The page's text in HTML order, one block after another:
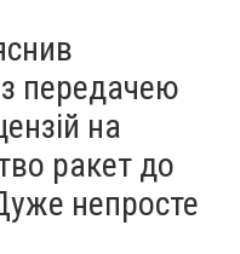
передачею
на
ракет до
непросте